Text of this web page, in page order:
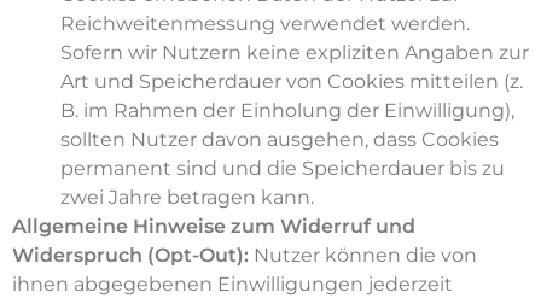
Reichweitenmessung verwendet werden.
Sofern wir Nutzern keine expliziten Angaben zur
Art und Speicherdauer von Cookies mitteilen (z.
B. im Rahmen der Einholung der Einwilligung),
sollten Nutzer davon ausgehen, dass Cookies
permanent sind und die Speicherdauer bis zu
zwei Jahre betragen kann.
Allgemeine Hinweise zum Widerruf und
Widerspruch (Opt-Out): Nutzer können die von
ihnen abgegebenen Einwilligungen jederzeit